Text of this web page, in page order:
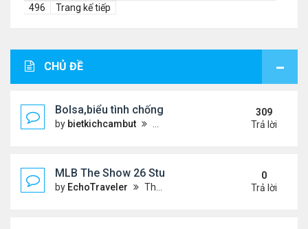
496
Trang kế tiếp
CHỦ ĐỀ
Bolsa,biểu tình chống ca nô.
by bietkichcambut
309
Trả lời
MLB The Show 26 Stubs Tips for Efficient
by EchoTraveler Thứ 6 Tháng 8 07, 2026 12:31 am
0
Trả lời